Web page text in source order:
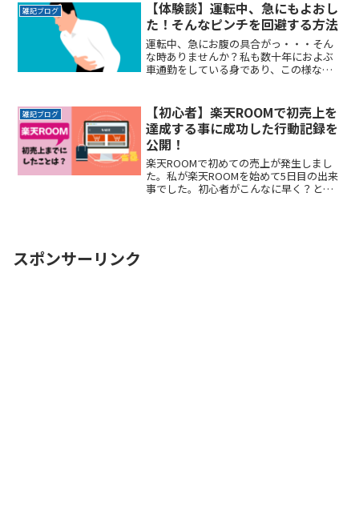
す。なるべく近くに停めたい時間料金を
気にせずイベントを楽しみReadMore...
雑記ブログ
【体験談】運転中、急にもよおし
た！そんなピンチを回避する方法
運転中、急にお腹の具合がっ・・・そん
な時ありませんか？私も数十年におよぶ
車通勤をしている身であり、この様なこ
チを乗り切るする方法をお話しします。
雑記ブログ
【初心者】楽天ROOMで初売上を
達成する事に成功した行動記録を
公開！
楽天ROOMで初めての売上が発生しまし
た。私が楽天ROOMを始めて5日目の出来
事でした。初心者がこんなに早く？と正
スポンサーリンク